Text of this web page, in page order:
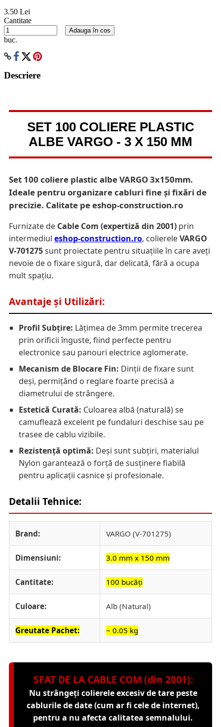
3.50 Lei
Cantitate
buc.
Adauga în cos
Descriere
SET 100 COLIERE PLASTIC
ALBE VARGO - 3 X 150 MM
Set 100 coliere plastic albe VARGO 3x150mm.
Ideale pentru organizare cabluri fine și fixări de
precizie. Calitate pe eshop-construction.ro
Furnizate de Cable Com (expertiză din 2001) prin
intermediul eshop-construction.ro, coliereleVARGO
V-701275sunt proiectate pentru situațiile în care aveți
nevoie de o fixare sigură, dar delicată, fără a ocupa
mult spațiu.
Avantaje și Utilizări:
Profil Subțire: Lățimea de 3mm permite trecerea
prin orificii înguste, fiind perfecte pentru
electronice sau panouri electrice aglomerate.
Mecanism de Blocare Fin: Dinții de fixare sunt
deși, permițând o reglare foarte precisă a
diametrului de strângere.
Estetică Curată: Culoarea albă (naturală) se
camuflează excelent pe fundaluri deschise sau pe
trasee de cablu vizibile.
Rezistență optimă: Deși sunt subțiri, materialul
Nylon garantează o forță de susținere fiabilă
pentru aplicații casnice și profesionale.
Detalii Tehnice:
Brand: VARGO (V-701275)
Dimensiuni: 3.0 mm x 150 mm
Cantitate: 100 bucăți
Culoare: Alb (Natural)
Greutate Pachet: ~ 0.05 kg
SFAT DE LA CABLE COM (din 2001):
Nu strângeți colierele excesiv de tare peste
cablurile de date (cum ar fi cele de internet),
pentru a nu afecta calitatea semnalului.